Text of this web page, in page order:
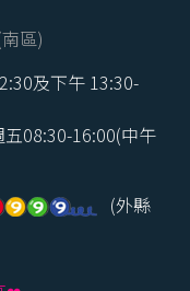
區)
及下午 13:30-
08:30-16:00(中午
(外縣